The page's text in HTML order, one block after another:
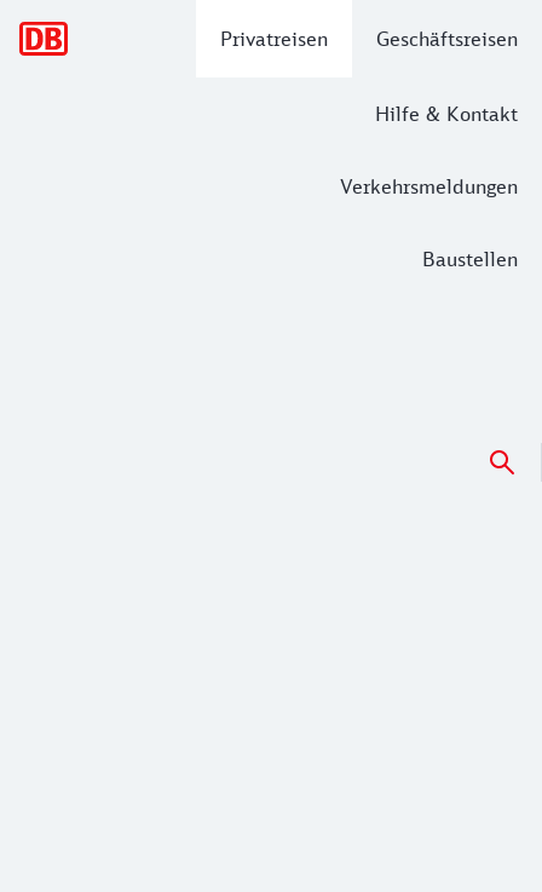
Privatreisen Geschäftsreisen
Hilfe & Kontakt
Verkehrsmeldungen
Baustellen